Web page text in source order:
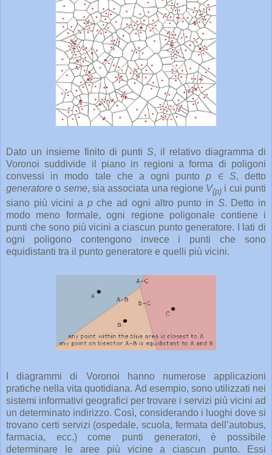
Dato un insieme finito di punti S, il relativo diagramma di
Voronoi suddivide il piano in regioni a forma di poligoni
convessi in modo tale che a ogni puntop ∈ S, detto
generatoreo seme, sia associata una regione V(p) i cui punti
siano più vicini a pche ad ogni altro punto in S. Detto in
modo meno formale, ogni regione poligonale contiene i
punti che sono più vicini a ciascun punto generatore. I lati di
ogni poligono contengono invece i punti che sono
equidistanti tra il punto generatore e quelli più vicini.
I diagrammi di Voronoi hanno numerose applicazioni
pratiche nella vita quotidiana. Ad esempio, sono utilizzati nei
sistemi informativi geografici per trovare i servizi più vicini ad
un determinato indirizzo. Così, considerando i luoghi dove si
trovano certi servizi (ospedale, scuola, fermata dell’autobus,
farmacia, ecc.) come punti generatori, è possibile
determinare le aree più vicine a ciascun punto. Essi